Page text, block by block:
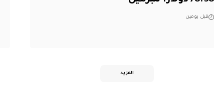
قبل يومين
المزيد